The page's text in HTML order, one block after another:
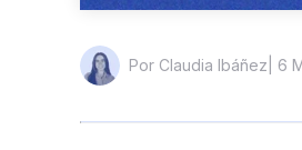
Por Claudia Ibáñez | 6